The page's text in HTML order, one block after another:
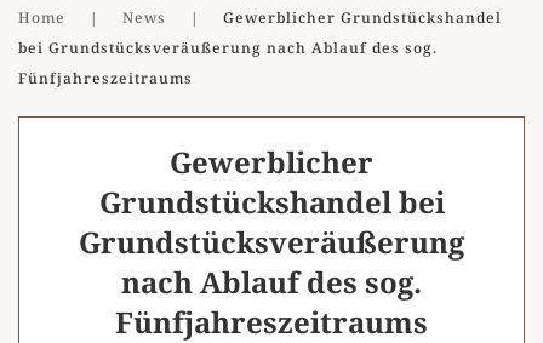
Home News
Gewerblicher Grundstückshandel
bei Grundstücksveräußerung nach Ablauf des sog.
Fünfjahreszeitraums
Gewerblicher
Grundstückshandel bei
Grundstücksveräußerung
nach Ablauf des sog.
Fünfjahreszeitraums